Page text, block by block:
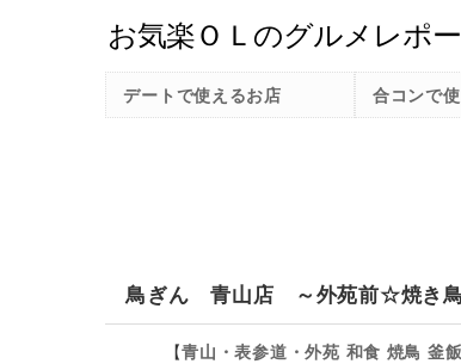
鳥ぎん 青山店 ～外苑前☆焼き鳥
【青山・表参道・外苑 和食 焼鳥 釜飯
デートで使えるお店 合コンで